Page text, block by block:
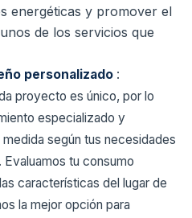
energéticas y promover el
de los servicios que
personalizado :
proyecto es único, por lo
especializado y
según tus necesidades
tu consumo
características del lugar de
la mejor opción para